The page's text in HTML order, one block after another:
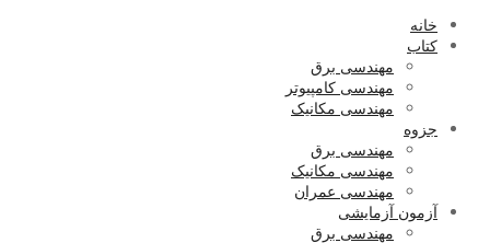
خانه
کتاب
مهندسی برق
مهندسی کامپیوتر
مهندسی مکانیک
جزوه
مهندسی برق
مهندسی مکانیک
مهندسی عمران
آزمون آزمایشی
مهندسی برق